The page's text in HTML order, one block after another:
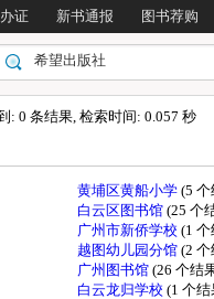
证 新书通报 图书荐购
: 0 条结果, 检索时间: 0.057 秒
黄埔区黄船小学 (5
白云区图书馆 (25 个
广州市新侨学校 (1
越图幼儿园分馆 (2
广州图书馆 (26 个结
白云龙归学校 (1 个结